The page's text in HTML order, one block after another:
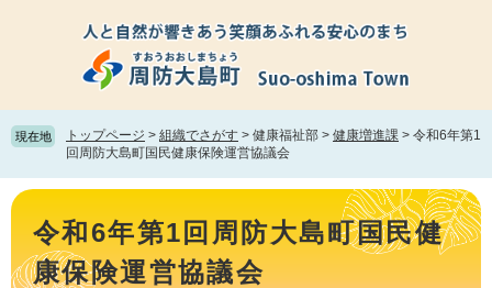
頭
で
飛
ば
て
現在地 トップページ > 組織でさがす > 健康福祉部 > 健康増進課 > 令和6年第1
回周防大島町国民健康保険運営協議会
本
令和6年第1回周防大島町国民健
康保険運営協議会